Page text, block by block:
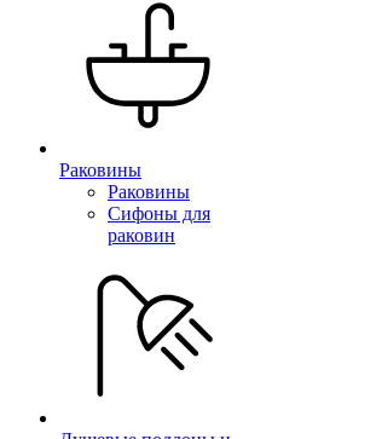
Раковины
Раковины
Сифоны для
раковин